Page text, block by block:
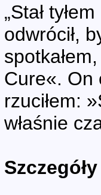
„Stał
odwrócił,
Cure«. On
rzuciłem:
właśnie